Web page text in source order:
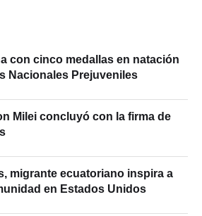
con cinco medallas en natación
Nacionales Prejuveniles
Milei concluyó con la firma de
migrante ecuatoriano inspira a
en Estados Unidos